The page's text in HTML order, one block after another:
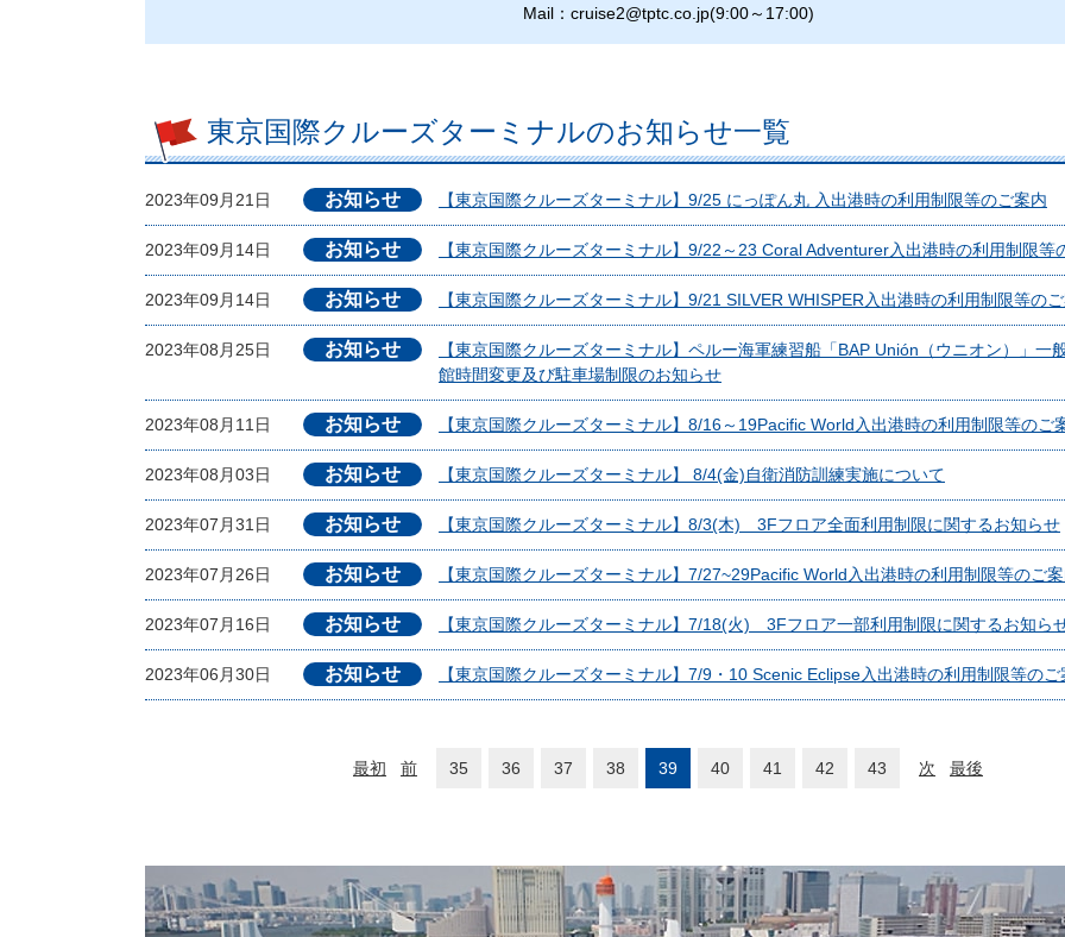
Mail：cruise2@tptc.co.jp(9:00～17:00)
東京国際クルーズターミナルのお知らせ一覧
2023年09月21日 お知らせ 【東京国際クルーズターミナル】9/25 にっぽん丸 入出港時の利用制限等のご案内
2023年09月14日 お知らせ 【東京国際クルーズターミナル】9/22～23 Coral Adventurer入出港時の利用制限等
2023年09月14日 お知らせ 【東京国際クルーズターミナル】9/21 SILVER WHISPER入出港時の利用制限等の
2023年08月25日 お知らせ
【東京国際クルーズターミナル】ペルー海軍練習船「BAP Unión（ウニオン）」一
館時間変更及び駐車場制限のお知らせ
2023年08月11日 お知らせ 【東京国際クルーズターミナル】8/16～19Pacific World入出港時の利用制限等のご
2023年08月03日 お知らせ 【東京国際クルーズターミナル】 8/4(金)自衛消防訓練実施について
2023年07月31日 お知らせ 【東京国際クルーズターミナル】8/3(木) 3Fフロア全面利用制限に関するお知らせ
2023年07月26日 お知らせ 【東京国際クルーズターミナル】7/27~29Pacific World入出港時の利用制限等のご
2023年07月16日 お知らせ 【東京国際クルーズターミナル】7/18(火) 3Fフロア一部利用制限に関するお知ら
2023年06月30日 お知らせ 【東京国際クルーズターミナル】7/9・10 Scenic Eclipse入出港時の利用制限等のご
最初 前 35 36 37 38 39 40 41 42 43 次 最後